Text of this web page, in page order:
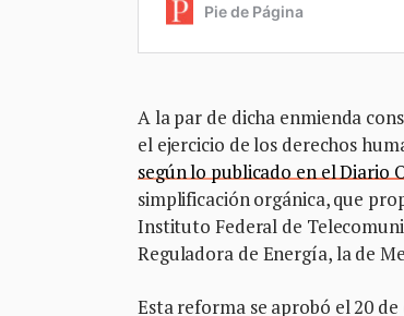
A la par de dicha enmienda
el ejercicio de los derechos
según lo publicado en el Diario
simplificación orgánica, que
Instituto Federal de
Reguladora de Energía, la de
Esta reforma se aprobó el 20